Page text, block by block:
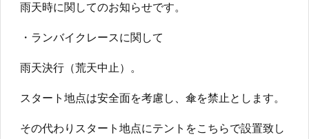
雨天時に関してのお知らせです。
・ランバイクレースに関して
雨天決行（荒天中止）。
スタート地点は安全面を考慮し、傘を禁止とします。
その代わりスタート地点にテントをこちらで設置致し